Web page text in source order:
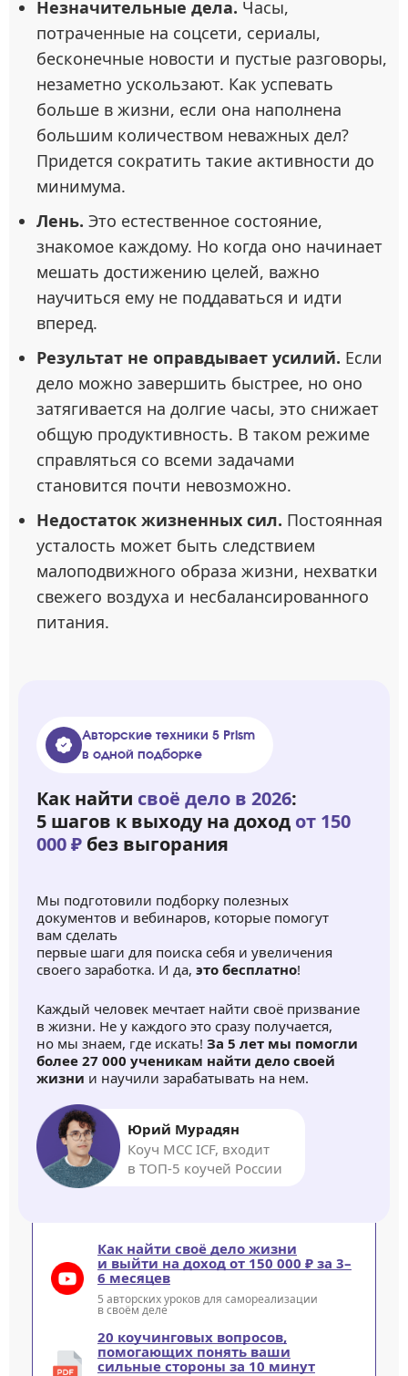
Незначительные дела. Часы,
потраченные на соцсети, сериалы,
бесконечные новости и пустые разговоры,
незаметно ускользают. Как успевать
больше в жизни, если она наполнена
большим количеством неважных дел?
Придется сократить такие активности до
минимума.
Лень. Это естественное состояние,
знакомое каждому. Но когда оно начинает
мешать достижению целей, важно
научиться ему не поддаваться и идти
вперед.
Результат не оправдывает усилий. Если
дело можно завершить быстрее, но оно
затягивается на долгие часы, это снижает
общую продуктивность. В таком режиме
справляться со всеми задачами
становится почти невозможно.
Недостаток жизненных сил. Постоянная
усталость может быть следствием
малоподвижного образа жизни, нехватки
свежего воздуха и несбалансированного
питания.
Авторские техники 5 Prism
в одной подборке
Как найти своё дело в 2026:
5 шагов к выходу на доход от 150
000 ₽ без выгорания
Мы подготовили подборку полезных
документов и вебинаров, которые помогут
вам сделать
первые шаги для поиска себя и увеличения
своего заработка. И да, это бесплатно!
Каждый человек мечтает найти своё призвание
в жизни. Не у каждого это сразу получается,
но мы знаем, где искать! За 5 лет мы помогли
более 27 000 ученикам найти дело своей
жизни и научили зарабатывать на нем.
Юрий Мурадян
Коуч MCC ICF, входит
в ТОП-5 коучей России
Как найти своё дело жизни
и выйти на доход от 150 000 ₽ за 3–
6 месяцев
5 авторских уроков для самореализации
в своём деле
20 коучинговых вопросов,
помогающих понять ваши
сильные стороны за 10 минут